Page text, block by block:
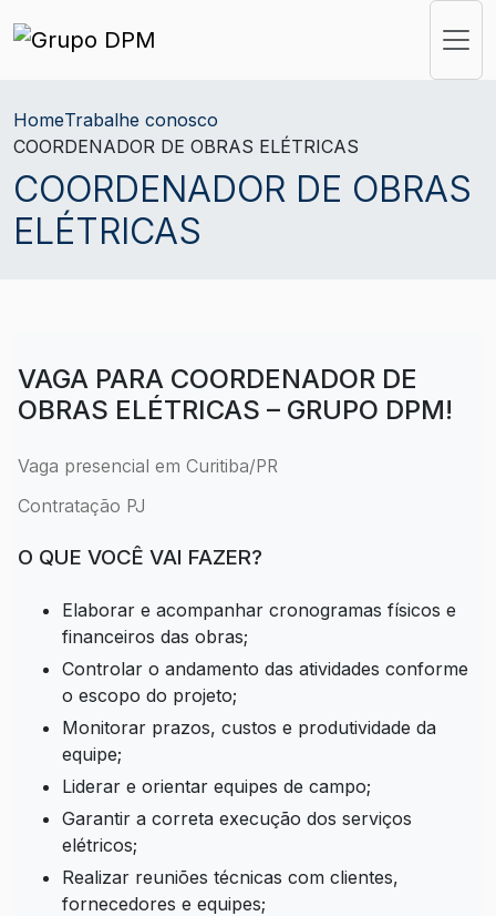
HomeTrabalhe conosco
COORDENADOR DE OBRAS ELÉTRICAS
COORDENADOR DE OBRAS
ELÉTRICAS
VAGA PARA COORDENADOR DE
OBRAS ELÉTRICAS – GRUPO DPM!
Vaga presencial em Curitiba/PR
Contratação PJ
O QUE VOCÊ VAI FAZER?
Elaborar e acompanhar cronogramas físicos e
financeiros das obras;
Controlar o andamento das atividades conforme
o escopo do projeto;
Monitorar prazos, custos e produtividade da
equipe;
Liderar e orientar equipes de campo;
Garantir a correta execução dos serviços
elétricos;
Realizar reuniões técnicas com clientes,
fornecedores e equipes;